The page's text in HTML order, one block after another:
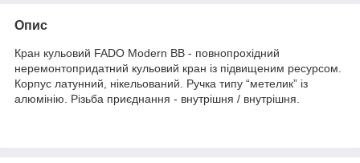
Опис
Кран кульовий FADO Modern ВВ - повнопрохідний
неремонтопридатний кульовий кран із підвищеним ресурсом.
Корпус латунний, нікельований. Ручка типу “метелик” із
алюмінію. Різьба приєднання - внутрішня / внутрішня.